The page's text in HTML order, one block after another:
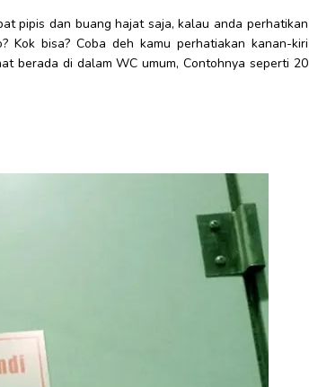
pipis dan buang hajat saja, kalau anda perhatikan
Kok bisa? Coba deh kamu perhatiakan kanan-kiri
berada di dalam WC umum, Contohnya seperti 20